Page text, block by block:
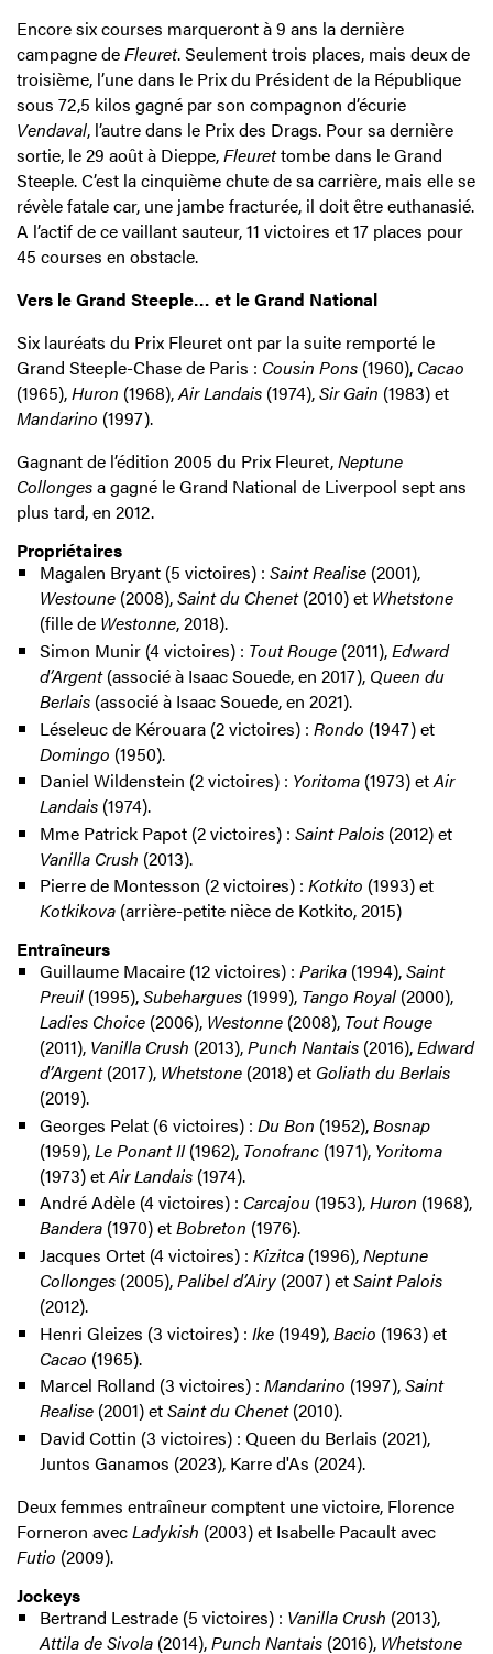
Encore six courses marqueront à 9 ans la dernière
campagne deFleuret. Seulement trois places, mais deux de
troisième, l’une dans le Prix du Président de la République
sous 72,5 kilos gagné par son compagnon d’écurie
Vendaval, l’autre dans le Prix des Drags. Pour sa dernière
sortie, le 29 août à Dieppe,Fleurettombe dans le Grand
Steeple. C’est la cinquième chute de sa carrière, mais elle se
révèle fatale car, une jambe fracturée, il doit être euthanasié.
A l’actif de ce vaillant sauteur, 11 victoires et 17 places pour
45 courses en obstacle.
Vers le Grand Steeple… et le Grand National
Six lauréats du Prix Fleuret ont par la suite remporté le
Grand Steeple-Chase de Paris : Cousin Pons (1960), Cacao
(1965),Huron (1968),Air Landais (1974),Sir Gain (1983) et
Mandarino (1997).
Gagnant de l’édition 2005 du Prix Fleuret,Neptune
Collongesa gagné le Grand National de Liverpool sept ans
plus tard, en 2012.
Propriétaires
Magalen Bryant (5 victoires) : Saint Realise(2001),
Westoune(2008),Saint du Chenet(2010) et Whetstone
(fille de Westonne, 2018).
Simon Munir (4 victoires) : Tout Rouge (2011),Edward
d’Argent(associé à Isaac Souede, en 2017), Queen du
Berlais (associé à Isaac Souede, en 2021).
Léseleuc de Kérouara (2 victoires) : Rondo (1947) et
Domingo (1950).
Daniel Wildenstein (2 victoires) : Yoritoma(1973) etAir
Landais(1974).
Mme Patrick Papot (2 victoires) : Saint Palois(2012) et
Vanilla Crush (2013).
Pierre de Montesson (2 victoires) : Kotkito (1993) et
Kotkikova (arrière-petite nièce de Kotkito, 2015)
Entraîneurs
Guillaume Macaire (12 victoires) : Parika(1994),Saint
Preuil(1995),Subehargues(1999), Tango Royal(2000),
Ladies Choice(2006), Westonne(2008), Tout Rouge
(2011), Vanilla Crush (2013),Punch Nantais (2016),Edward
d’Argent(2017), Whetstone(2018) et Goliath du Berlais
(2019).
Georges Pelat (6 victoires) : Du Bon (1952),Bosnap
(1959),Le Ponant II(1962), Tonofranc(1971), Yoritoma
(1973) etAir Landais(1974).
André Adèle (4 victoires) : Carcajou (1953),Huron (1968),
Bandera(1970) etBobreton (1976).
Jacques Ortet (4 victoires) : Kizitca (1996),Neptune
Collonges(2005),Palibel d’Airy(2007) etSaint Palois
(2012).
Henri Gleizes (3 victoires) : Ike(1949),Bacio (1963) et
Cacao (1965).
Marcel Rolland (3 victoires) : Mandarino (1997),Saint
Realise(2001) etSaint du Chenet(2010).
David Cottin (3 victoires) : Queen du Berlais (2021),
Juntos Ganamos (2023), Karre d'As (2024).
Deux femmes entraîneur comptent une victoire, Florence
Forneron avecLadykish (2003) et Isabelle Pacault avec
Futio (2009).
Jockeys
Bertrand Lestrade (5 victoires) : Vanilla Crush (2013),
Attila de Sivola (2014),Punch Nantais (2016), Whetstone